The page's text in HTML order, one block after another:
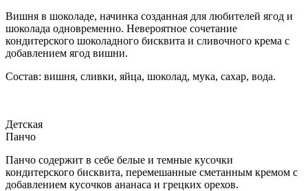
Вишня в шоколаде, начинка созданная для любителей ягод и
шоколада одновременно. Невероятное сочетание
кондитерского шоколадного бисквита и сливочного крема с
добавлением ягод вишни.
Состав: вишня, сливки, яйца, шоколад, мука, сахар, вода.
Детская
Панчо
Панчо содержит в себе белые и темные кусочки
кондитерского бисквита, перемешанные сметанным кремом с
добавлением кусочков ананаса и грецких орехов.